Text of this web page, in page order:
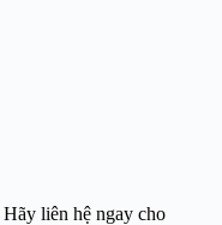
Hãy liên hệ ngay cho